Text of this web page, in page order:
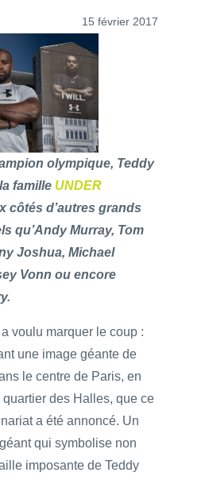
15 février 2017
olympique, Teddy
famille UNDER
côtés d’autres grands
qu’Andy Murray, Tom
Joshua, Michael
Vonn ou encore
voulu marquer le coup :
une image géante de
le centre de Paris, en
des Halles, que ce
a été annoncé. Un
qui symbolise non
imposante de Teddy